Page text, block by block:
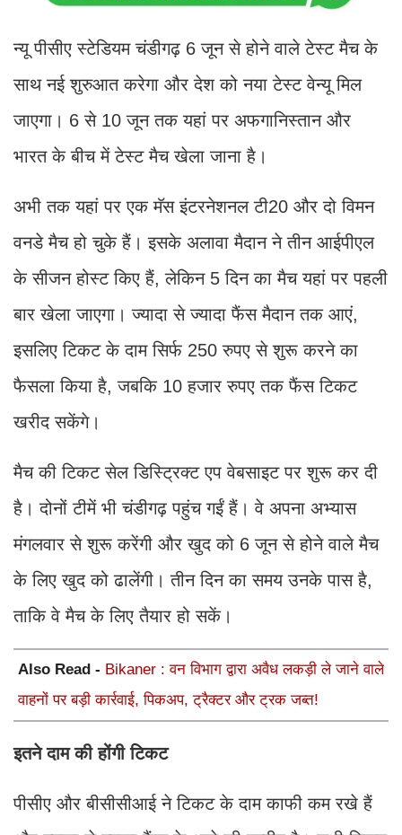
न्यू पीसीए स्टेडियम चंडीगढ़ 6 जून से होने वाले टेस्ट मैच के
साथ नई शुरुआत करेगा और देश को नया टेस्ट वेन्यू मिल
जाएगा। 6 से 10 जून तक यहां पर अफगानिस्तान और
भारत के बीच में टेस्ट मैच खेला जाना है।
अभी तक यहां पर एक मॅस इंटरनेशनल टी20 और दो विमन
वनडे मैच हो चुके हैं। इसके अलावा मैदान ने तीन आईपीएल
के सीजन होस्ट किए हैं, लेकिन 5 दिन का मैच यहां पर पहली
बार खेला जाएगा। ज्यादा से ज्यादा फैंस मैदान तक आएं,
इसलिए टिकट के दाम सिर्फ 250 रुपए से शुरू करने का
फैसला किया है, जबकि 10 हजार रुपए तक फैंस टिकट
खरीद सकेंगे।
मैच की टिकट सेल डिस्ट्रिक्ट एप वेबसाइट पर शुरू कर दी
है। दोनों टीमें भी चंडीगढ़ पहुंच गईं हैं। वे अपना अभ्यास
मंगलवार से शुरू करेंगी और खुद को 6 जून से होने वाले मैच
के लिए खुद को ढालेंगी। तीन दिन का समय उनके पास है,
ताकि वे मैच के लिए तैयार हो सकें।
Also Read - Bikaner : वन विभाग द्वारा अवैध लकड़ी ले जाने वाले
वाहनों पर बड़ी कार्रवाई, पिकअप, ट्रैक्टर और ट्रक जब्त!
इतने दाम की होंगी टिकट
पीसीए और बीसीसीआई ने टिकट के दाम काफी कम रखे हैं